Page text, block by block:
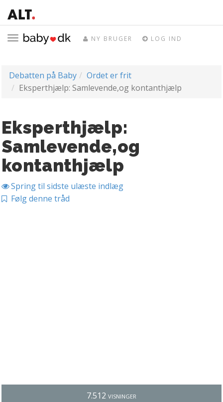
Toggle
NY BRUGER LOG IND
Debatten på Baby
Ordet er frit
Eksperthjælp: Samlevende,og kontanthjælp
Eksperthjælp:
Samlevende,og
kontanthjælp
Spring til sidste ulæste indlæg
Følg denne tråd
7.512 visninger